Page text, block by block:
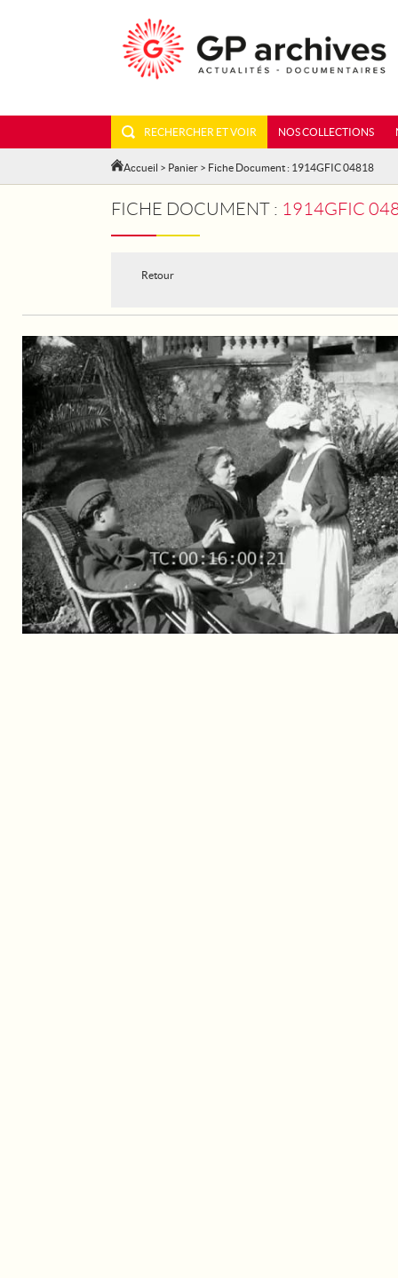
RECHERCHER ET VOIR NOS COLLECTIONS
Accueil > Panier > Fiche Document : 1914GFIC 04818
FICHE DOCUMENT : 1914GFIC
Retour